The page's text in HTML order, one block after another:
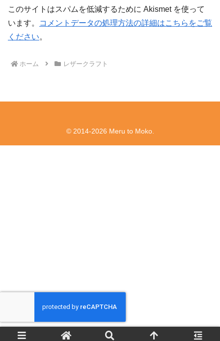
このサイトはスパムを低減するために Akismet を使って
います。
コメントデータの処理方法の詳細はこちらをご覧
ください。
ホーム レザークラフト
© 2014-2026 Meru to Moko.